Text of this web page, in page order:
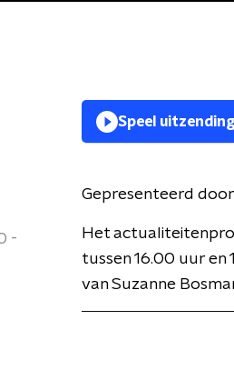
-
Speel
Gepresenteerd
Het
tussen 16.00 uur en
van Suzanne